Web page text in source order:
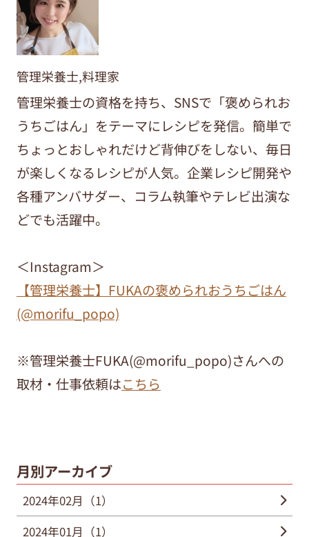
管理栄養士,料理家
管理栄養士の資格を持ち、SNSで「褒められお
うちごはん」をテーマにレシピを発信。簡単で
ちょっとおしゃれだけど背伸びをしない、毎日
が楽しくなるレシピが人気。企業レシピ開発や
各種アンバサダー、コラム執筆やテレビ出演な
どでも活躍中。
＜Instagram＞
【管理栄養士】FUKAの褒められおうちごはん
(@morifu_popo)
※管理栄養士FUKA(@morifu_popo)さんへの
取材・仕事依頼はこちら
月別アーカイブ
2024年02月（1）
2024年01月（1）